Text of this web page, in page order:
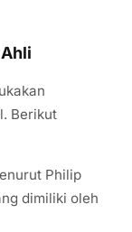
Berikut
Philip
dimiliki oleh